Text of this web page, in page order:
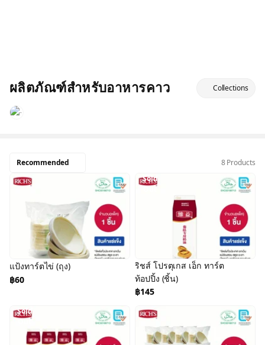
ผลิตภัณฑ์สำหรับอาหารคาว Collections
Recommended 8 Products
แป้งทาร์ตไข่ (ถุง)
฿60
Sold
Out
ริชส์ โปรตุเกส เอ็ก ทาร์ต
ท้อปปิ้ง (ชิ้น)
฿145
Sold
Out